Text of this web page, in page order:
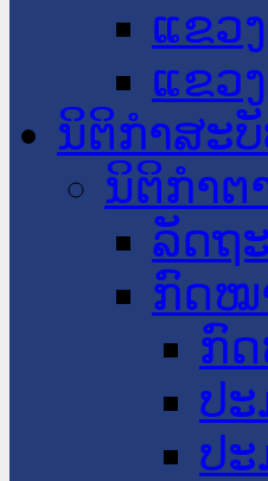
ແຂວ
ແຂວ
ນິຕິກໍາສະບັ
ນິຕິກຳຕ
ລັດຖ
ກົດໝ
ກົ
ປ
ປ